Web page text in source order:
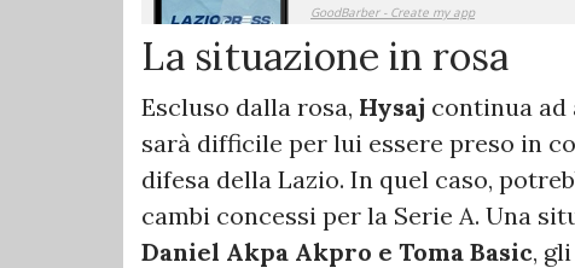
La situazione in rosa
Escluso dalla rosa, Hysaj continua ad
sarà difficile per lui essere preso in
difesa della Lazio. In quel caso,
cambi concessi per la Serie A. Una
Daniel Akpa Akpro e Toma Basic,